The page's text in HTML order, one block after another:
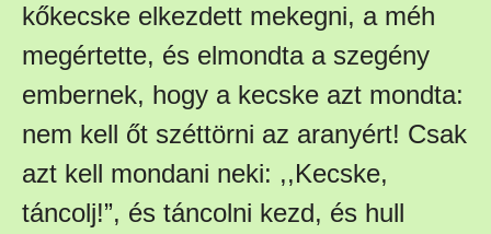
kőkecske elkezdett mekegni, a méh
megértette, és elmondta a szegény
embernek, hogy a kecske azt mondta:
nem kell őt széttörni az aranyért! Csak
azt kell mondani neki: ,,Kecske,
táncolj!”, és táncolni kezd, és hull